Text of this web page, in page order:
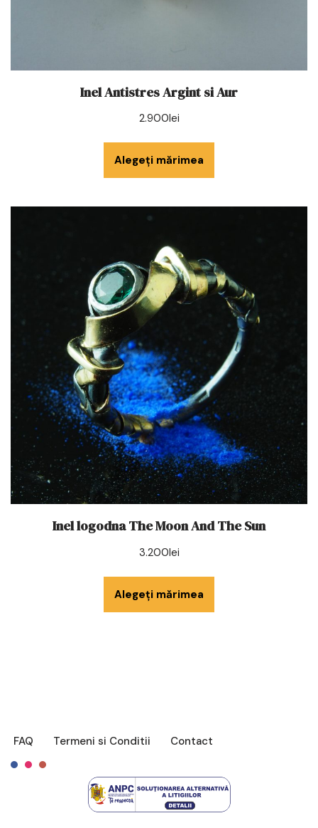
Inel Antistres Argint si Aur
2.900lei
Alegeți mărimea
Inel logodna The Moon And The Sun
3.200lei
Alegeți mărimea
FAQ Termeni si Conditii Contact